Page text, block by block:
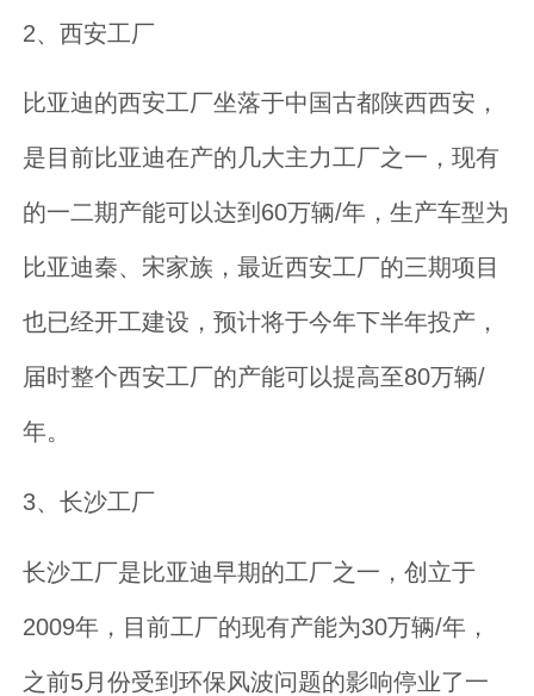
2、西安工厂
比亚迪的西安工厂坐落于中国古都陕西西安，
是目前比亚迪在产的几大主力工厂之一，现有
的一二期产能可以达到60万辆/年，生产车型为
比亚迪秦、宋家族，最近西安工厂的三期项目
也已经开工建设，预计将于今年下半年投产，
届时整个西安工厂的产能可以提高至80万辆/
年。
3、长沙工厂
长沙工厂是比亚迪早期的工厂之一，创立于
2009年，目前工厂的现有产能为30万辆/年，
之前5月份受到环保风波问题的影响停业了一